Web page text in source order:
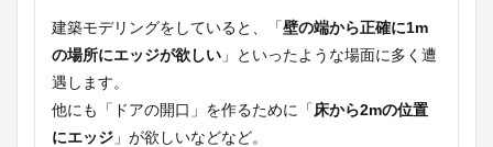
建築モデリングをしていると、「壁の端から正確に1m
の場所にエッジが欲しい 」といったような場面に多く遭
遇します。
他にも「ドアの開口」を作るために「床から2mの位置
にエッジ 」が欲しいなどなど。